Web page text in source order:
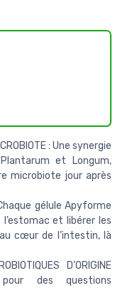
: Une synergie
et Longum,
microbiote jour après
gélule Apyforme
et libérer les
cœur de l’intestin, là
D'ORIGINE
des questions